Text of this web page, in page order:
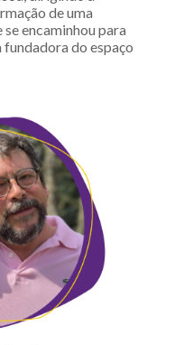
de uma
encaminhou para
do espaço